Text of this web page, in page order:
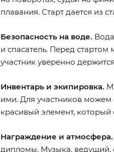
плавания. Старт дается из
Безопасность на воде.
и спасатель. Перед
участник уверенно
Инвентарь и экипировка.
ими. Для участников можем
красивый элемент, который
Награждение и атмосфера.
дипломы. Музыка, ведущий,